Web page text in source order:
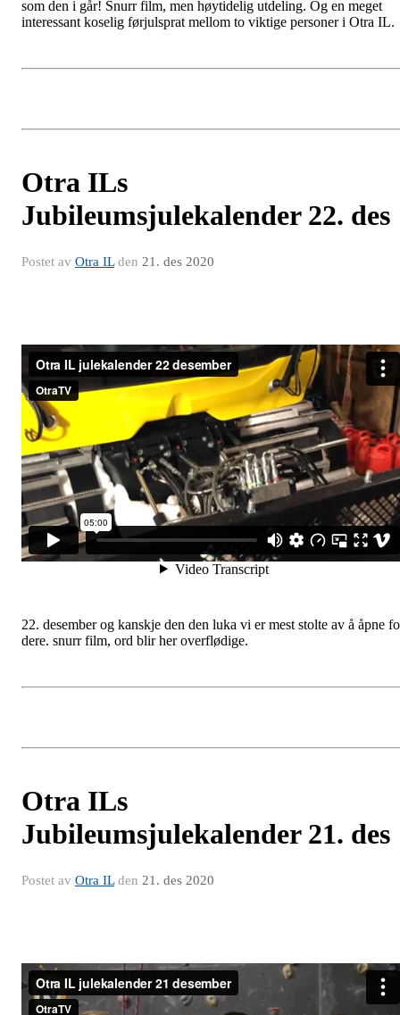
som den i går! Snurr film, men høytidelig utdeling. Og en meget
interessant koselig førjulsprat mellom to viktige personer i Otra IL.
Otra ILs
Jubileumsjulekalender 22. des
Postet av Otra ILden 21. des 2020
22. desember og kanskje den den luka vi er mest stolte av å åpne
dere. snurr film, ord blir her overflødige.
Otra ILs
Jubileumsjulekalender 21. des
Postet av Otra ILden 21. des 2020